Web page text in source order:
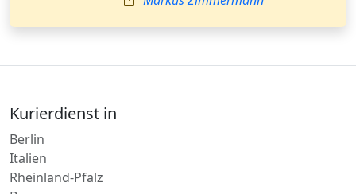
Kurierdienst in
Berlin
Italien